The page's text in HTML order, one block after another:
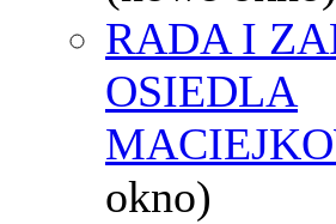
RADA I
OSIEDLA
okno)